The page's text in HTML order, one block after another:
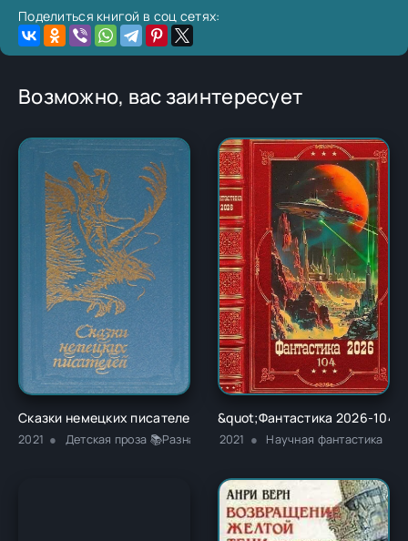
Поделиться книгой в соц сетях:
Возможно, вас заинтересует
Сказки немецких писателей - Новалис
2021 Детская проза 📚Разная литература
&quot;Фантастика 2026-104.
2021 Научная фантастика